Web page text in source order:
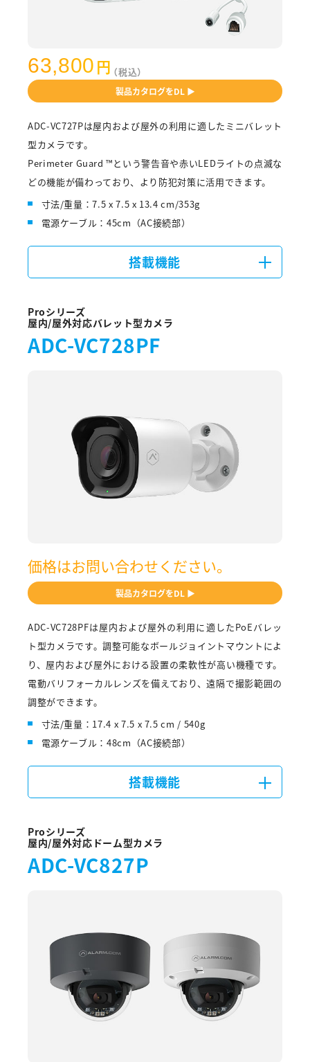
63,800 円（税込）
製品カタログをDL ▶
ADC-VC727Pは屋内および屋外の利用に適したミニバレット
型カメラです。
Perimeter Guard ™という警告音や赤いLEDライトの点滅な
どの機能が備わっており、より防犯対策に活用できます。
寸法/重量：7.5 x 7.5 x 13.4 cm/353g
電源ケーブル：45cm（AC接続部）
搭載機能
Proシリーズ
屋内/屋外対応バレット型カメラ
ADC-VC728PF
価格はお問い合わせください。
製品カタログをDL ▶
ADC-VC728PFは屋内および屋外の利用に適したPoEバレッ
ト型カメラです。調整可能なボールジョイントマウントによ
り、屋内および屋外における設置の柔軟性が高い機種です。
電動バリフォーカルレンズを備えており、遠隔で撮影範囲の
調整ができます。
寸法/重量：17.4 x 7.5 x 7.5 cm / 540g
電源ケーブル：48cm（AC接続部）
搭載機能
Proシリーズ
屋内/屋外対応ドーム型カメラ
ADC-VC827P